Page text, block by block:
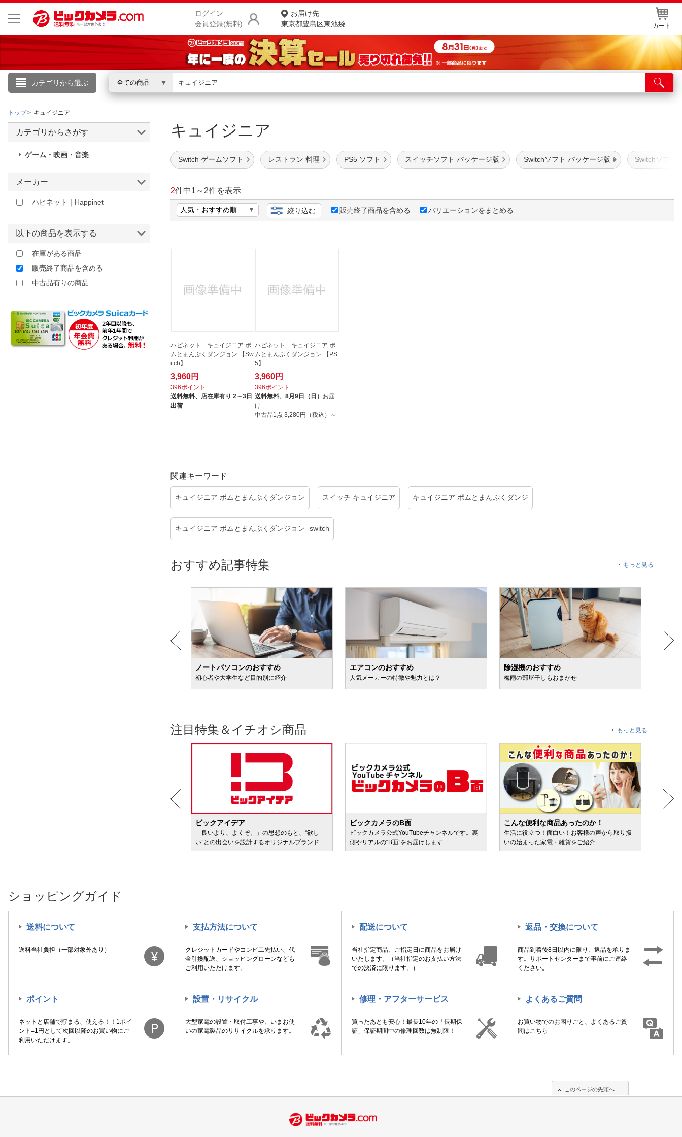
ログイン
会員登録(無料)
お届け先
東京都豊島区東池袋
カート
カテゴリから選ぶ 全ての商品
こんにちは
お買いもの履歴
ほしいもの
カテゴリ一覧からさがす
ご利用ガイド
店舗情報・店舗一覧
トップ キュイジニア
キュイジニア
Switch ゲームソフト レストラン 料理 PS5 ソフト スイッチソフト パッケージ版 Switchソフト パッケージ版 Switchソフト
2件中1 ～ 2件を表示
絞り込む 販売終了商品を含める バリエーションをまとめる
ハピネット キュイジニア ポ
ムとまんぷくダンジョン 【Sw
itch】
3,960円
396ポイント
送料無料、 店在庫有り 2～3日
出荷
ハピネット キュイジニア ポ
ムとまんぷくダンジョン 【PS
5】
3,960円
396ポイント
送料無料、8月9日（日） お届
け
中古品1点3,280円（税込）～
関連キーワード
キュイジニア ポムとまんぷくダンジョン スイッチ キュイジニア キュイジニア ポムとまんぷくダンジ
キュイジニア ポムとまんぷくダンジョン -switch
おすすめ記事特集 もっと見る
ノートパソコンのおすすめ
初心者や大学生など目的別に紹介
エアコンのおすすめ
人気メーカーの特徴や魅力とは？
除湿機のおすすめ
梅雨の部屋干しもおまかせ
注目特集＆イチオシ商品 もっと見る
ビックアイデア
「良いより、よくぞ。」の思想のもと、“欲し
い”との出会いを設計するオリジナルブランド
ビックカメラのB面
ビックカメラ公式YouTubeチャンネルです。裏
側やリアルの“B面”をお届けします
こんな便利な商品あったのか！
生活に役立つ！面白い！お客様の声から取り扱
いの始まった家電・雑貨をご紹介
カテゴリからさがす
ゲーム・映画・音楽
メーカー
ハピネット｜Happinet
以下の商品を表示する
在庫がある商品
販売終了商品を含める
中古品有りの商品
ショッピングガイド
送料について
送料当社負担（一部対象外あり）
支払方法について
クレジットカードやコンビ二先払い、代
金引換配送、ショッピングローンなども
ご利用いただけます。
配送について
当社指定商品、ご指定日に商品をお届け
いたします。（当社指定のお支払い方法
での決済に限ります。）
返品・交換について
商品到着後8日以内に限り、返品を承りま
す。サポートセンターまで事前にご連絡
ください。
ポイント
ネットと店舗で貯まる、使える！！1ポイ
ント=1円として次回以降のお買い物にご
利用いただけます。
設置・リサイクル
大型家電の設置・取付工事や、いまお使
いの家電製品のリサイクルを承ります。
修理・アフターサービス
買ったあとも安心！最長10年の「長期保
証」保証期間中の修理回数は無制限！
よくあるご質問
お買い物でのお困りごと、よくあるご質
問はこちら
このページの先頭へ